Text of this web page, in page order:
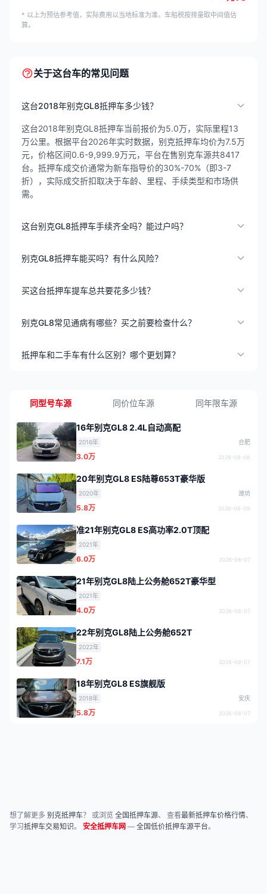
* 以上为预估参考值，实际费用以当地标准为准。车船税按排量取中间值估
算。
关于这台车的常见问题
这台2018年别克GL8抵押车多少钱？
这台2018年别克GL8抵押车当前报价为5.0万，实际里程13
万公里。根据平台2026年实时数据，别克抵押车均价为7.5万
元，价格区间0.6-9,999.9万元，平台在售别克车源共8417
台。抵押车成交价通常为新车指导价的30%-70%（即3-7
折），实际成交折扣取决于车龄、里程、手续类型和市场供
需。
这台别克GL8抵押车手续齐全吗？能过户吗？
别克GL8抵押车能买吗？有什么风险？
买这台抵押车提车总共要花多少钱？
别克GL8常见通病有哪些？买之前要检查什么？
抵押车和二手车有什么区别？哪个更划算？
同型号车源 同价位车源 同年限车源
16年别克GL8 2.4L自动高配
2016年 合肥
3.0万 2026-08-08
20年别克GL8 ES陆尊653T豪华版
2020年 潍坊
5.8万 2026-08-08
准21年别克GL8 ES高功率2.0T顶配
2021年
6.0万 2026-08-07
21年别克GL8陆上公务舱652T豪华型
2021年
4.0万 2026-08-07
22年别克GL8陆上公务舱652T
2022年
7.1万 2026-08-07
18年别克GL8 ES旗舰版
2018年 安庆
5.8万 2026-08-07
想了解更多 别克抵押车？ 或浏览 全国抵押车源、 查看最新抵押车价格行情、
学习抵押车交易知识。 安全抵押车网 — 全国低价抵押车源平台。